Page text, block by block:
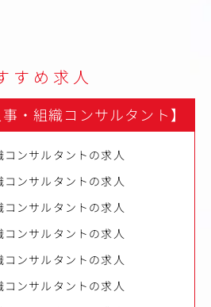
すめ求人
事・組織コンサルタント】
ンサルタントの求人
ンサルタントの求人
ンサルタントの求人
ンサルタントの求人
ンサルタントの求人
ンサルタントの求人